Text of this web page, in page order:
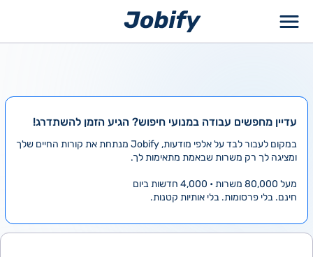
עדיין מחפשים עבודה במנועי חיפוש? הגיע הזמן להשתדרג!
במקום לעבור לבד על אלפי מודעות, Jobify מנתחת את קורות החיים שלך
ומציגה לך רק משרות שבאמת מתאימות לך.
מעל 80,000 משרות • 4,000 חדשות ביום
חינם. בלי פרסומות. בלי אותיות קטנות.